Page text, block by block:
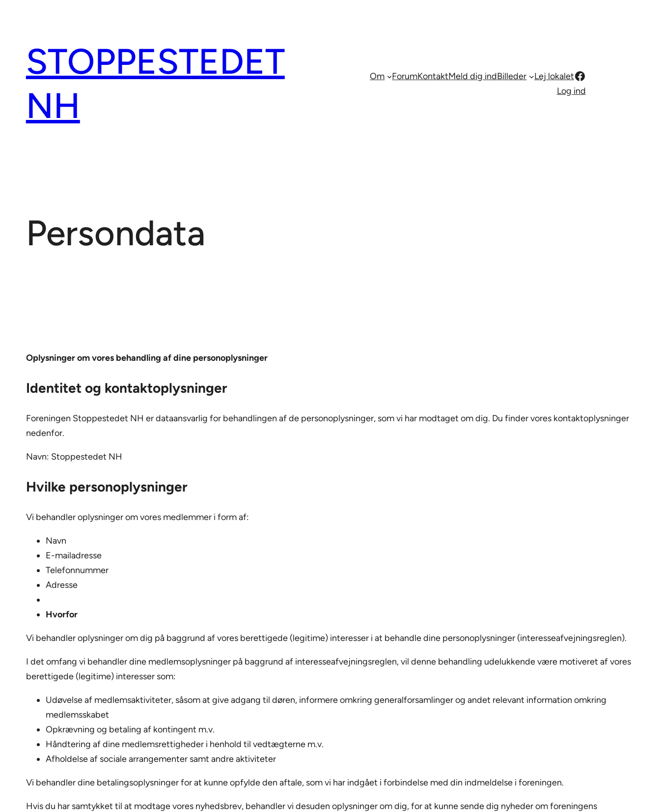
STOPPESTEDET
NH
Om ForumKontaktMeld dig indBilleder Lej lokaletFacebook
Log ind
Persondata
Oplysninger om vores behandling af dine personoplysninger
Identitet og kontaktoplysninger
Foreningen Stoppestedet NH er dataansvarlig for behandlingen af de personoplysninger, som vi har modtaget om dig. Du finder vores kontaktoplysninger
nedenfor.
Navn: Stoppestedet NH
Hvilke personoplysninger
Vi behandler oplysninger om vores medlemmer i form af:
Navn
E-mailadresse
Telefonnummer
Adresse
Hvorfor
Vi behandler oplysninger om dig på baggrund af vores berettigede (legitime) interesser i at behandle dine personoplysninger (interesseafvejningsreglen).
I det omfang vi behandler dine medlemsoplysninger på baggrund af interesseafvejningsreglen, vil denne behandling udelukkende være motiveret af vores
berettigede (legitime) interesser som:
Udøvelse af medlemsaktiviteter, såsom at give adgang til døren, informere omkring generalforsamlinger og andet relevant information omkring
medlemsskabet
Opkrævning og betaling af kontingent m.v.
Håndtering af dine medlemsrettigheder i henhold til vedtægterne m.v.
Afholdelse af sociale arrangementer samt andre aktiviteter
Vi behandler dine betalingsoplysninger for at kunne opfylde den aftale, som vi har indgået i forbindelse med din indmeldelse i foreningen.
Hvis du har samtykket til at modtage vores nyhedsbrev, behandler vi desuden oplysninger om dig, for at kunne sende dig nyheder om foreningens